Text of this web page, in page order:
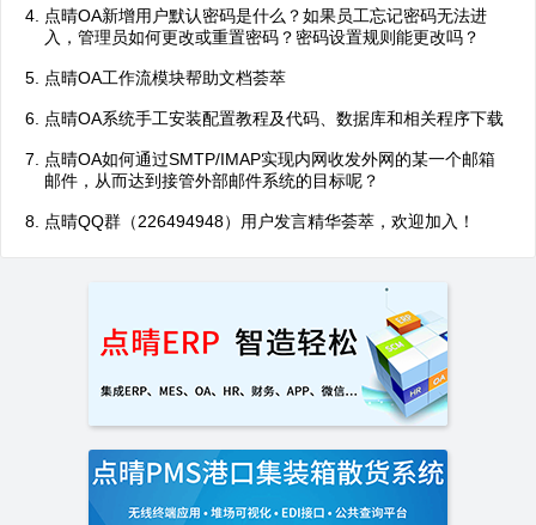
点晴OA新增用户默认密码是什么？如果员工忘记密码无法进
入，管理员如何更改或重置密码？密码设置规则能更改吗？
点晴OA工作流模块帮助文档荟萃
点晴OA系统手工安装配置教程及代码、数据库和相关程序下载
点晴OA如何通过SMTP/IMAP实现内网收发外网的某一个邮箱
邮件，从而达到接管外部邮件系统的目标呢？
点晴QQ群（226494948）用户发言精华荟萃，欢迎加入！